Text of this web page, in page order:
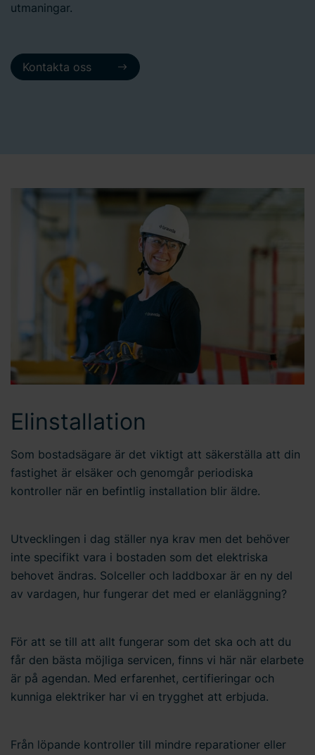
utmaningar.
Kontakta oss
Elinstallation
Som bostadsägare är det viktigt att säkerställa att din
fastighet är elsäker och genomgår periodiska
kontroller när en befintlig installation blir äldre.
Utvecklingen i dag ställer nya krav men det behöver
inte specifikt vara i bostaden som det elektriska
behovet ändras. Solceller och laddboxar är en ny del
av vardagen, hur fungerar det med er elanläggning?
För att se till att allt fungerar som det ska och att du
får den bästa möjliga servicen, finns vi här när elarbete
är på agendan. Med erfarenhet, certifieringar och
kunniga elektriker har vi en trygghet att erbjuda.
Från löpande kontroller till mindre reparationer eller